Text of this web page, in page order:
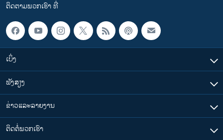
ຕິດຕາມພວກເຮົາ ທີ່
ເບິ່ງ
ຟັງສຽງ
ຂ່າວແລະລາຍງານ
ຕິດຕໍ່ພວກເຮົາ